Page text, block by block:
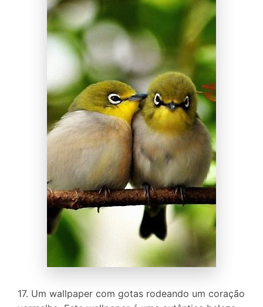
17. Um wallpaper com gotas rodeando um coração